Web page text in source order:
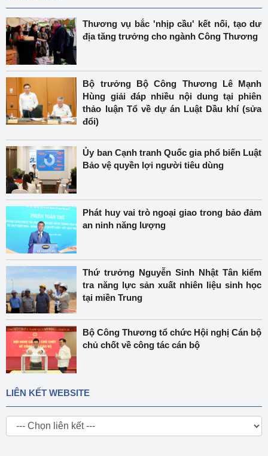
Thương vụ bắc 'nhịp cầu' kết nối, tạo dư
địa tăng trưởng cho ngành Công Thương
Bộ trưởng Bộ Công Thương Lê Mạnh
Hùng giải đáp nhiều nội dung tại phiên
thảo luận Tổ về dự án Luật Dầu khí (sửa
đổi)
Ủy ban Cạnh tranh Quốc gia phổ biến Luật
Bảo vệ quyền lợi người tiêu dùng
Phát huy vai trò ngoại giao trong bảo đảm
an ninh năng lượng
Thứ trưởng Nguyễn Sinh Nhật Tân kiểm
tra năng lực sản xuất nhiên liệu sinh học
tại miền Trung
Bộ Công Thương tổ chức Hội nghị Cán bộ
chủ chốt về công tác cán bộ
LIÊN KẾT WEBSITE